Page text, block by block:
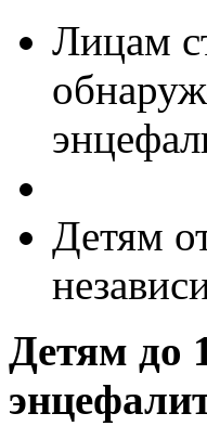
Лицам
Детям
Детям до